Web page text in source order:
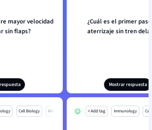
mayor velocidad
sin flaps?
¿Cuál es el primer
aterrizaje sin tren
Mostrar respuesta
Cell Biology Mo + Add tag Immunology